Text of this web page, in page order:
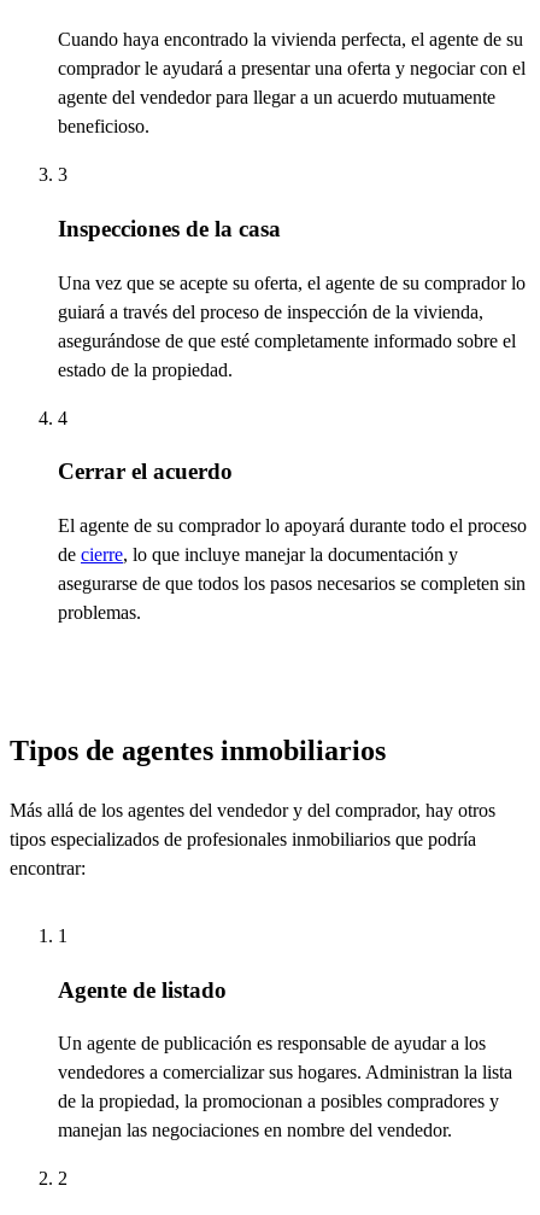
Cuando haya encontrado la vivienda perfecta, el agente de su
comprador le ayudará a presentaruna oferta y negociar con el
agente del vendedor para llegar a un acuerdo mutuamente
beneficioso.
3
Inspecciones de la casa
Una vez que se acepte su oferta, el agente de su comprador lo
guiará a través del proceso de inspección de la vivienda,
asegurándose de que esté completamente informado sobre el
estado de la propiedad.
4
Cerrar el acuerdo
El agente de su comprador lo apoyará durante todo el proceso
de cierre, lo que incluye manejar la documentación y
asegurarse de que todos los pasos necesarios se completen sin
problemas.
Tipos de agentes inmobiliarios
Más allá de los agentes del vendedor y del comprador, hay otros
tipos especializados de profesionales inmobiliarios que podría
encontrar:
1
Agente de listado
Un agente de publicación es responsable de ayudar a los
vendedores a comercializarsus hogares. Administran la lista
de la propiedad, la promocionan a posibles compradores y
manejan las negociaciones en nombre del vendedor.
2